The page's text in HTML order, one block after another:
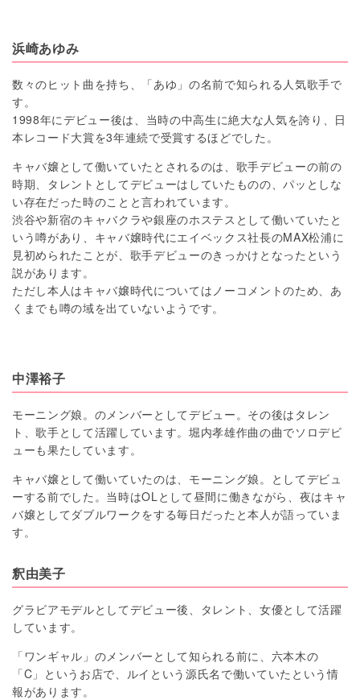
浜崎あゆみ
数々のヒット曲を持ち、「あゆ」の名前で知られる人気歌手で
す。
1998年にデビュー後は、当時の中高生に絶大な人気を誇り、日
本レコード大賞を3年連続で受賞するほどでした。
キャバ嬢として働いていたとされるのは、歌手デビューの前の
時期、タレントとしてデビューはしていたものの、パッとしな
い存在だった時のことと言われています。
渋谷や新宿のキャバクラや銀座のホステスとして働いていたと
いう噂があり、キャバ嬢時代にエイベックス社長のMAX松浦に
見初められたことが、歌手デビューのきっかけとなったという
説があります。
ただし本人はキャバ嬢時代についてはノーコメントのため、あ
くまでも噂の域を出ていないようです。
中澤裕子
モーニング娘。のメンバーとしてデビュー。その後はタレン
ト、歌手として活躍しています。堀内孝雄作曲の曲でソロデビ
ューも果たしています。
キャバ嬢として働いていたのは、モーニング娘。としてデビュ
ーする前でした。当時はOLとして昼間に働きながら、夜はキャ
バ嬢としてダブルワークをする毎日だったと本人が語っていま
す。
釈由美子
グラビアモデルとしてデビュー後、タレント、女優として活躍
しています。
「ワンギャル」のメンバーとして知られる前に、六本木の
「C」というお店で、ルイという源氏名で働いていたという情
報があります。